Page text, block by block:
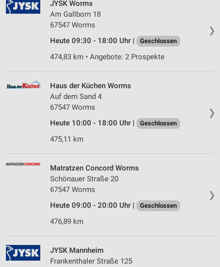
❯
JYSK Worms
Am Gallborn 18
67547 Worms
Heute 09:30 - 18:00 Uhr |
Geschlossen
474,83 km • Angebote: 2 Prospekte
❯
Haus der Küchen Worms
Auf dem Sand 4
67547 Worms
Heute 10:00 - 18:00 Uhr |
Geschlossen
475,11 km
❯
Matratzen Concord Worms
Schönauer Straße 20
67547 Worms
Heute 09:00 - 20:00 Uhr |
Geschlossen
476,89 km
JYSK Mannheim
Frankenthaler Straße 125